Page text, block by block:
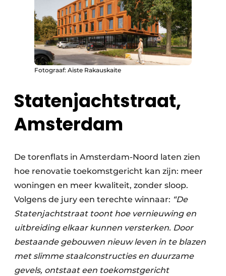
Fotograaf: Aiste Rakauskaite
Statenjachtstraat,
Amsterdam
De torenflats in Amsterdam-Noord laten zien
hoe renovatie toekomstgericht kan zijn: meer
woningen en meer kwaliteit, zonder sloop.
Volgens de jury een terechte winnaar: “De
Statenjachtstraat toont hoe vernieuwing en
uitbreiding elkaar kunnen versterken. Door
bestaande gebouwen nieuw leven in te blazen
met slimme staalconstructies en duurzame
gevels, ontstaat een toekomstgericht